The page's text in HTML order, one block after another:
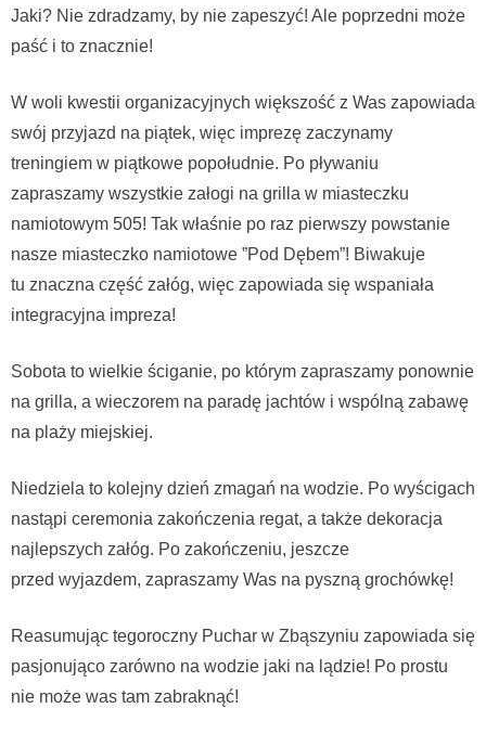
Jaki? Nie zdradzamy, by nie zapeszyć! Ale poprzedni może
paść i to znacznie!
W woli kwestii organizacyjnych większość z Was zapowiada
swój przyjazd na piątek, więc imprezę zaczynamy
treningiem w piątkowe popołudnie. Po pływaniu
zapraszamy wszystkie załogi na grilla w miasteczku
namiotowym 505! Tak właśnie po raz pierwszy powstanie
nasze miasteczko namiotowe ”Pod Dębem”! Biwakuje
tu znaczna część załóg, więc zapowiada się wspaniała
integracyjna impreza!
Sobota to wielkie ściganie, po którym zapraszamy ponownie
na grilla, a wieczorem na paradę jachtów i wspólną zabawę
na plaży miejskiej.
Niedziela to kolejny dzień zmagań na wodzie. Po wyścigach
nastąpi ceremonia zakończenia regat, a także dekoracja
najlepszych załóg. Po zakończeniu, jeszcze
przed wyjazdem, zapraszamy Was na pyszną grochówkę!
Reasumując tegoroczny Puchar w Zbąszyniu zapowiada się
pasjonująco zarówno na wodzie jaki na lądzie! Po prostu
nie może was tam zabraknąć!